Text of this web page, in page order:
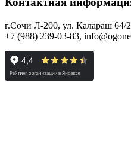
г.Сочи Л-200, ул. Калараш 64/
+7 (988) 239-03-83,